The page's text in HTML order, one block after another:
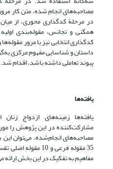
مصاحبه‌های انجام شده، متن کار
در مرحلة کدگذاری محوری، از
همگنی و تجانس، مقوله‌بندی
کدگذاری انتخابی نیز با مرور
داستان و شناسایی مفهوم مرکزی
پیوند تعاملی داشته باشد، اقدام شد.
یافته‌ها
یافته‌ها زمینه‌های ازدواج زنان
مشارکت‌کننده در این پژوهش را
35 مقوله فرعی و 10
مفاهیم به تفکیک در این بخش